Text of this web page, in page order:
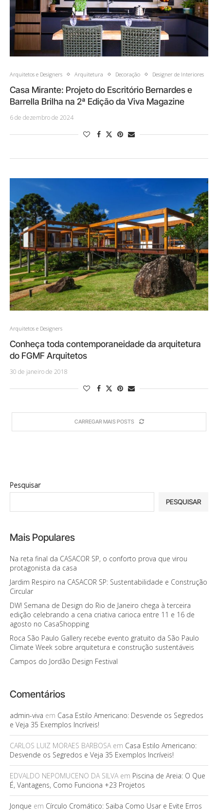
Arquitetos e Designers Arquitetura Decoração Designer de Interiores
Casa Mirante: Projeto do Escritório Bernardes e
Barrella Brilha na 2ª Edição da Viva Magazine
6 de dezembro de 2024
Arquitetos e Designers
Conheça toda contemporaneidade da arquitetura
do FGMF Arquitetos
30 de janeiro de 2018
CARREGAR MAIS POSTS
Pesquisar
PESQUISAR
Mais Populares
Na reta final da CASACOR SP, o conforto prova que virou
protagonista da casa
Jardim Respiro na CASACOR SP: Sustentabilidade e Construção
Circular
DW! Semana de Design do Rio de Janeiro chega à terceira
edição celebrando a cena criativa carioca entre 11 e 16 de
agosto no CasaShopping
Roca São Paulo Gallery recebe evento gratuito da São Paulo
Climate Week sobre arquitetura e construção sustentáveis
Campos do Jordão Design Festival
Comentários
admin-viva em Casa Estilo Americano: Desvende os Segredos
e Veja 35 Exemplos Incríveis!
CARLOS LUIZ MORAES BARBOSAem Casa Estilo Americano:
Desvende os Segredos e Veja 35 Exemplos Incríveis!
EDVALDO NEPOMUCENO DA SILVAem Piscina de Areia: O Que
É, Vantagens, Como Funciona +23 Projetos
Jonque em Círculo Cromático: Saiba Como Usar e Evite Erros